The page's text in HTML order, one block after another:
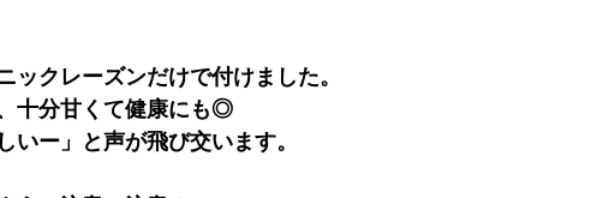
ックレーズンだけで付けました。
十分甘くて健康にも◎
いー」と声が飛び交います。